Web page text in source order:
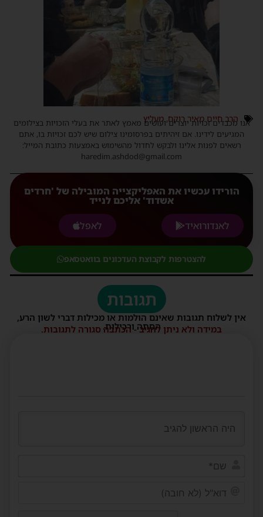
הרב חיים מאיר רוקח,מעליץ
אנו מכבדים זכויות יוצרים ועושים מאמץ לאתר את בעלי הזכויות בצילומים
המגיעים לידינו. אם זיהיתים בפרסומינו צילום שיש לכם זכויות בו, אתם
רשאים לפנות אלינו ולבקש לחדול מהשימוש באמצעות כתובת המייל:
haredim.ashdod@gmail.com
הורידו עכשיו את האפליקצייה המובילה של 'חרדים
אשדוד' אליכם לנייד
לאנדורואיד
לאפל
להצטרפות לקבוצת העדכונים בוואטסאפ
תגובות
אין לשלוח תגובות שאינם הולמות או מכילות דברי לשון הרע,
הסתה ורכילות.
במידה ולא ניתן להגיב - הכתבה סגורה לתגובות.